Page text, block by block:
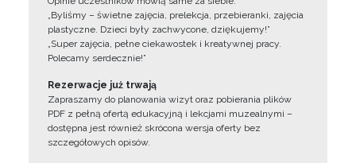
„Byliśmy – świetne zajęcia, prelekcja, przebieranki, zajęcia
plastyczne. Dzieci były zachwycone, dziękujemy!”
„Super zajęcia, pełne ciekawostek i kreatywnej pracy.
Polecamy serdecznie!”
Rezerwacje już trwają
Zapraszamy do planowania wizyt oraz pobierania plików
PDF z pełną ofertą edukacyjną i lekcjami muzealnymi –
dostępna jest również skrócona wersja oferty bez
szczegółowych opisów.